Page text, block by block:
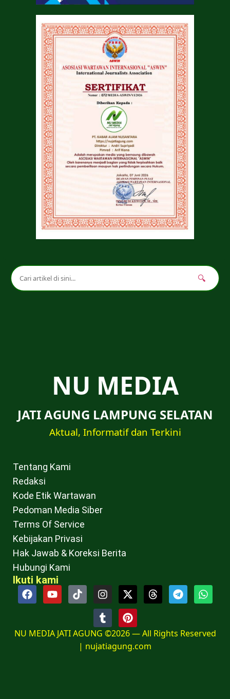
🔍
NU MEDIA
JATI AGUNG LAMPUNG SELATAN
Aktual, Informatif dan Terkini
Tentang Kami
Redaksi
Kode Etik Wartawan
Pedoman Media Siber
Terms Of Service
Kebijakan Privasi
Hak Jawab & Koreksi Berita
Hubungi Kami
Ikuti kami
NU MEDIA JATI AGUNG ©2026 — All Rights Reserved
| nujatiagung.com